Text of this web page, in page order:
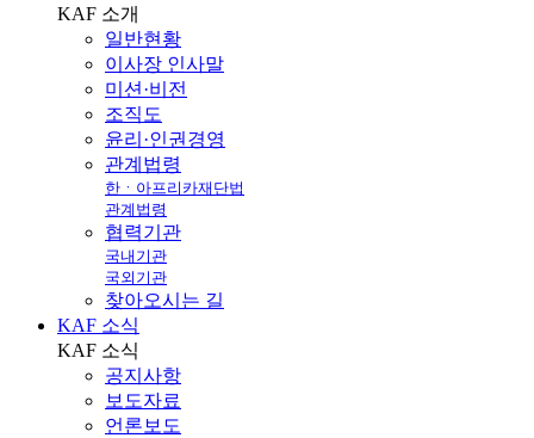
KAF 소개
일반현황
이사장 인사말
미션·비전
조직도
윤리·인권경영
관계법령
한ㆍ아프리카재단법
관계법령
협력기관
국내기관
국외기관
찾아오시는 길
KAF 소식
KAF 소식
공지사항
보도자료
언론보도